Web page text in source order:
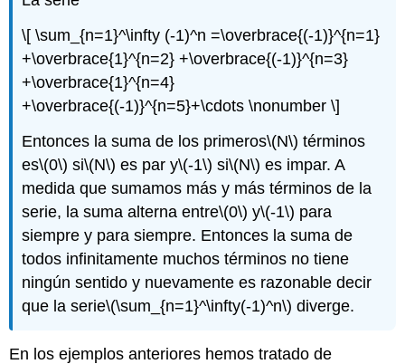
\[ \sum_{n=1}^\infty (-1)^n =\overbrace{(-1)}^{n=1}
+\overbrace{1}^{n=2} +\overbrace{(-1)}^{n=3}
+\overbrace{1}^{n=4}
+\overbrace{(-1)}^{n=5}+\cdots \nonumber \]
Entonces la suma de los primeros\(N\) términos
es\(0\) si\(N\) es par y\(-1\) si\(N\) es impar. A
medida que sumamos más y más términos de la
serie, la suma alterna entre\(0\) y\(-1\) para
siempre y para siempre. Entonces la suma de
todos infinitamente muchos términos no tiene
ningún sentido y nuevamente es razonable decir
que la serie\(\sum_{n=1}^\infty(-1)^n\) diverge.
En los ejemplos anteriores hemos tratado de